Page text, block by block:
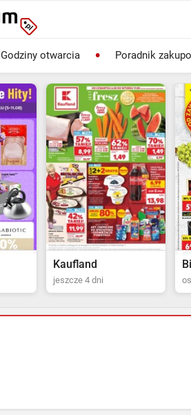
Godziny otwarcia Poradnik
Biedronka
ostatni dzień jutro